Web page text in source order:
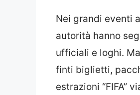
Nei grandi eventi
autorità hanno
ufficiali e loghi.
finti biglietti,
estrazioni “FIFA”